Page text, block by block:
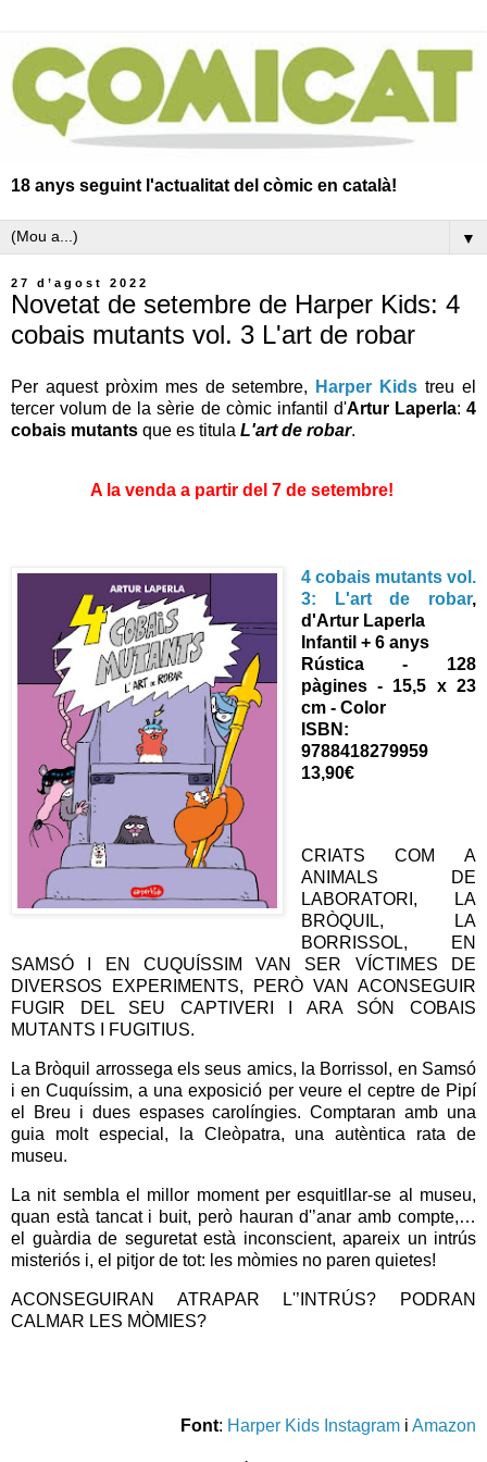
18 anys seguint l'actualitat del còmic en català!
▼
27 d’agost 2022
Novetat de setembre de Harper Kids: 4
cobais mutants vol. 3 L'art de robar
Per aquest pròxim mes de setembre, Harper Kids treu el
tercer volum de la sèrie de còmic infantil d'Artur Laperla:4
cobais mutants que es titula L'art de robar.
A la venda a partir del 7 de setembre!
4 cobais mutants vol.
3: L'art de robar,
d'Artur Laperla
Infantil + 6 anys
Rústica - 128
pàgines - 15,5 x 23
cm - Color
ISBN:
9788418279959
13,90€
CRIATS COM A
ANIMALS DE
LABORATORI, LA
BRÒQUIL, LA
BORRISSOL, EN
SAMSÓ I EN CUQUÍSSIM VAN SER VÍCTIMES DE
DIVERSOS EXPERIMENTS, PERÒ VAN ACONSEGUIR
FUGIR DEL SEU CAPTIVERI I ARA SÓN COBAIS
MUTANTS I FUGITIUS.
La Bròquil arrossega els seus amics, la Borrissol, en Samsó
i en Cuquíssim, a una exposició per veure el ceptre de Pipí
el Breu i dues espases carolíngies. Comptaran amb una
guia molt especial, la Cleòpatra, una autèntica rata de
museu.
La nit sembla el millor moment per esquitllar-se al museu,
quan està tancat i buit, però hauran d'’anar amb compte,…
el guàrdia de seguretat està inconscient, apareix un intrús
misteriós i, el pitjor de tot: les mòmies no paren quietes!
ACONSEGUIRAN ATRAPAR L'’INTRÚS? PODRAN
CALMAR LES MÒMIES?
Font: Harper Kids Instagram i Amazon